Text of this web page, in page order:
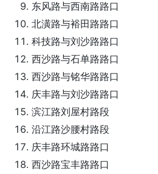
东风路与西南路路口
北潢路与裕田路路口
科技路与刘沙路路口
西沙路与石单路路口
西沙路与铭华路路口
庆丰路与刘沙路路口
滨江路刘屋村路段
沿江路沙腰村路段
庆丰路环城路路口
西沙路宝丰路路口